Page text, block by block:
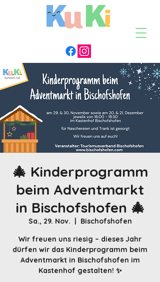
🎄 Kinderprogramm
beim Adventmarkt
in Bischofshofen 🎄
Sa., 29. Nov.
  |
Bischofshofen
Wir freuen uns riesig – dieses Jahr
dürfen wir das Kinderprogramm beim
Adventmarkt in Bischofshofen im
Kastenhof gestalten! ✨